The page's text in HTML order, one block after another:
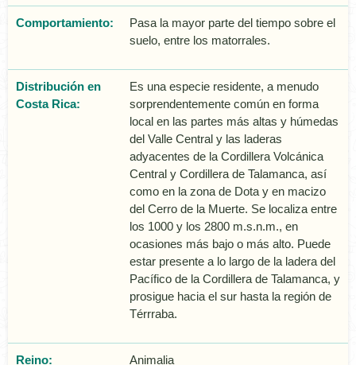
Comportamiento:
Pasa la mayor parte del tiempo sobre el
suelo, entre los matorrales.
Distribución en
Costa Rica:
Es una especie residente, a menudo
sorprendentemente común en forma
local en las partes más altas y húmedas
del Valle Central y las laderas
adyacentes de la Cordillera Volcánica
Central y Cordillera de Talamanca, así
como en la zona de Dota y en macizo
del Cerro de la Muerte. Se localiza entre
los 1000 y los 2800 m.s.n.m., en
ocasiones más bajo o más alto. Puede
estar presente a lo largo de la ladera del
Pacífico de la Cordillera de Talamanca, y
prosigue hacia el sur hasta la región de
Térrraba.
Reino: Animalia